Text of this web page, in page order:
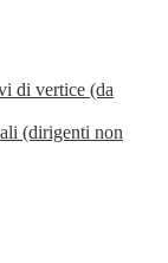
di vertice (da
(dirigenti non